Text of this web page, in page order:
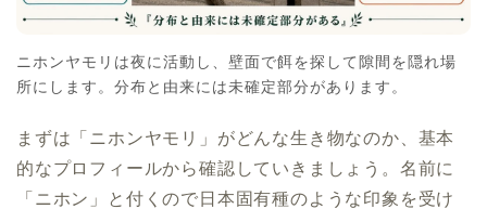
ニホンヤモリは夜に活動し、壁面で餌を探して隙間を隠れ場
所にします。分布と由来には未確定部分があります。
まずは「ニホンヤモリ」がどんな生き物なのか、基本
的なプロフィールから確認していきましょう。名前に
「ニホン」と付くので日本固有種のような印象を受け